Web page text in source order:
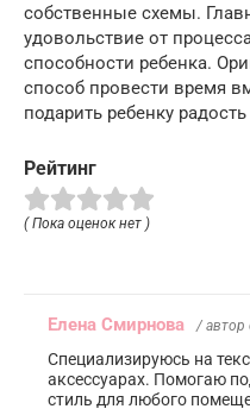
собственные схемы.
удовольствие от
способности ребенка.
способ провести время
подарить ребенку
Рейтинг
( Пока оценок нет )
Елена Смирнова / автор
Специализируюсь на
аксессуарах. Помогаю
стиль для любого